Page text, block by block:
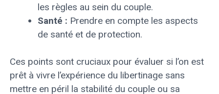
les règles au sein du couple.
Santé : Prendre en compte les aspects
de santé et de protection.
Ces points sont cruciaux pour évaluer si l’on est
prêt à vivre l’expérience du libertinage sans
mettre en péril la stabilité du couple ou sa